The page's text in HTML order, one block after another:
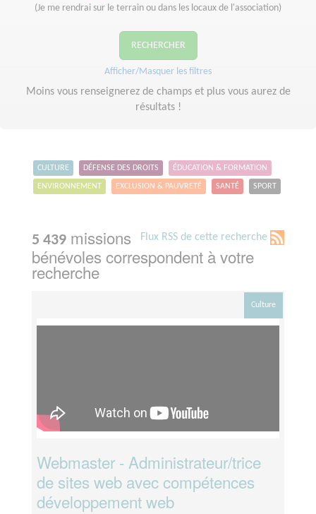
(Je me rendrai sur le terrain ou dans les locaux de l'association)
RECHERCHER
Afficher/Masquer les filtres
Moins vous renseignerez de champs et plus vous aurez de
résultats !
CULTURE DÉFENSE DES DROITS ÉDUCATION & FORMATION
ENVIRONNEMENT EXCLUSION & PAUVRETÉ SANTÉ SPORT
Flux RSS de cette recherche
5 439 missions
bénévoles correspondent à votre
recherche
Culture
Webmaster - Administrateur/trice
de sites web avec compétences
développement web